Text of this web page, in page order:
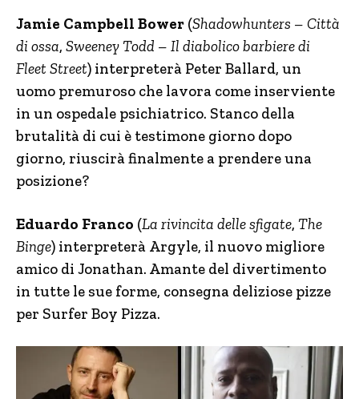
Jamie Campbell Bower (Shadowhunters – Città
di ossa, Sweeney Todd – Il diabolico barbiere di
Fleet Street) interpreterà Peter Ballard, un
uomo premuroso che lavora come inserviente
in un ospedale psichiatrico. Stanco della
brutalità di cui è testimone giorno dopo
giorno, riuscirà finalmente a prendere una
posizione?
Eduardo Franco (La rivincita delle sfigate, The
Binge) interpreterà Argyle, il nuovo migliore
amico di Jonathan. Amante del divertimento
in tutte le sue forme, consegna deliziose pizze
per Surfer Boy Pizza.